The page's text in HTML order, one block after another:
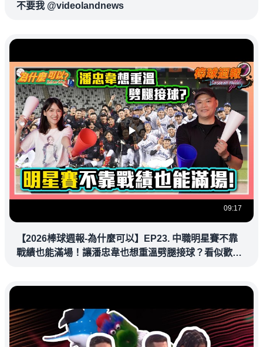
不要我 @videolandnews
09:17
【2026棒球週報-為什麼可以】EP23. 中職明星賽不靠
戰績也能滿場！讓潘忠韋也想重溫劈腿接球？看似歡樂